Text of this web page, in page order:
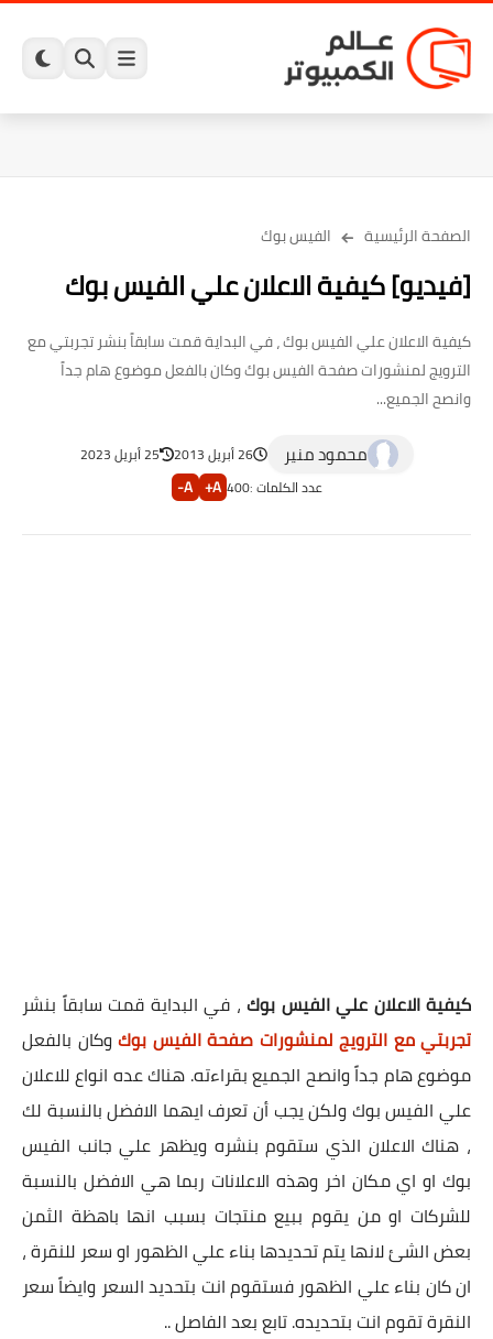
الصفحة الرئيسية الفيس بوك
[فيديو] كيفية الاعلان علي الفيس بوك
كيفية الاعلان علي الفيس بوك ، في البداية قمت سابقاً بنشر تجربتي مع
الترويج لمنشورات صفحة الفيس بوك وكان بالفعل موضوع هام جداً
وانصح الجميع...
محمود منير 26 أبريل 2013
25 أبريل 2023
عدد الكلمات :400
A+
A-
كيفية الاعلان علي الفيس بوك ، في البداية قمت سابقاً بنشر
تجربتي مع الترويج لمنشورات صفحة الفيس بوكوكان بالفعل
موضوع هام جداً وانصح الجميع بقراءته. هناك عده انواع للاعلان
علي الفيس بوك ولكن يجب أن تعرف ايهما الافضل بالنسبة لك
، هناك الاعلان الذي ستقوم بنشره ويظهر علي جانب الفيس
بوك او اي مكان اخر وهذه الاعلانات ربما هي الافضل بالنسبة
للشركات او من يقوم ببيع منتجات بسبب انها باهظة الثمن
بعض الشئ لانها يتم تحديدها بناء علي الظهور او سعر للنقرة ،
ان كان بناء علي الظهور فستقوم انت بتحديد السعر وايضاً سعر
النقرة تقوم انت بتحديده. تابع بعد الفاصل ..